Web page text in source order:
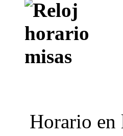
Horario en